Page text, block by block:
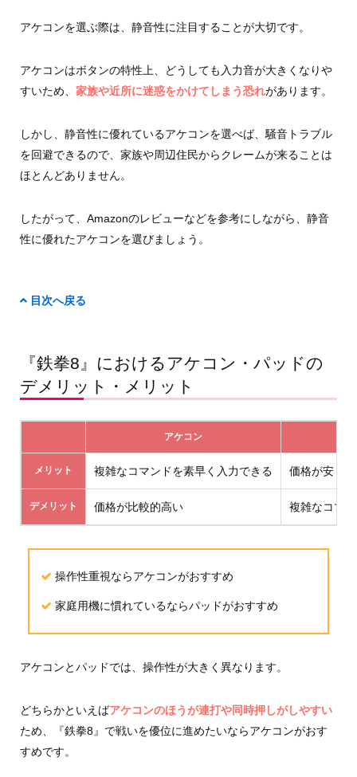
アケコンを選ぶ際は、静音性に注目することが大切です。
アケコンはボタンの特性上、どうしても入力音が大きくなりや
すいため、 家族や近所に迷惑をかけてしまう恐れがあります。
しかし、静音性に優れているアケコンを選べば、騒音トラブル
を回避できるので、家族や周辺住民からクレームが来ることは
ほとんどありません。
したがって、Amazonのレビューなどを参考にしながら、静音
性に優れたアケコンを選びましょう。
目次へ戻る
『鉄拳8』におけるアケコン・パッドの
デメリット・メリット
アケコン
メリット 複雑なコマンドを素早く入力できる 価格が安く
デメリット 価格が比較的高い 複雑なコマ
操作性重視ならアケコンがおすすめ
家庭用機に慣れているならパッドがおすすめ
アケコンとパッドでは、操作性が大きく異なります。
どちらかといえばアケコンのほうが連打や同時押しがしやすい
ため、『鉄拳8』で戦いを優位に進めたいならアケコンがおす
すめです。